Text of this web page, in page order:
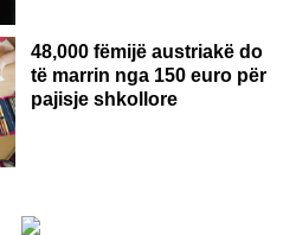
48,000 fëmijë austriakë do
të marrin nga 150 euro për
pajisje shkollore